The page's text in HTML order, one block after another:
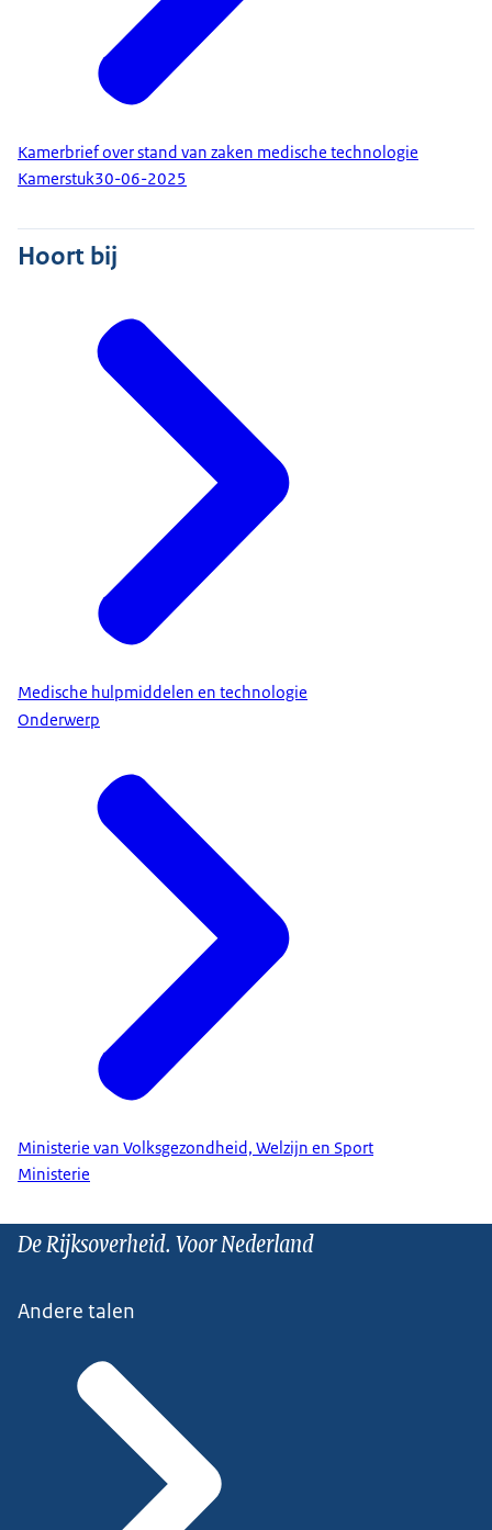
Kamerbrief over stand van zaken medische technologie
Kamerstuk30-06-2025
Hoort bij
Medische hulpmiddelen en technologie
Onderwerp
Ministerie van Volksgezondheid, Welzijn en Sport
Ministerie
De Rijksoverheid. Voor Nederland
Andere talen